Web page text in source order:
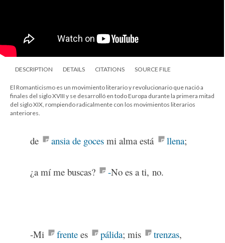
DESCRIPTION DETAILS CITATIONS SOURCE FILE
El Romanticismo es un movimiento literario y revolucionario que nació a
finales del siglo XVIII y se desarrolló en todo Europa durante la primera mitad
del siglo XIX, rompiendo radicalmente con los movimientos literarios
anteriores.
de ansia de goces mi alma está llena;
¿a mí me buscas? -No es a ti, no.
-Mi frente es pálida; mis trenzas,